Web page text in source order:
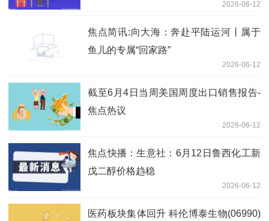
2026-06-12
焦点简讯:向大海：奔赴平陆运河丨属于
鱼儿的专属“回家路”
2026-06-12
截至6月4日当周美国周度出口销售报告-
焦点热议
2026-06-12
焦点快播：生意社：6月12日鲁西化工新
戊二醇价格趋稳
2026-06-12
医药板块集体回升 科伦博泰生物(06990)